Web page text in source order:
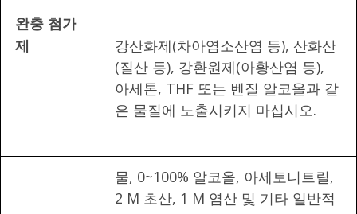
완충 첨가
제
강산화제(차아염소산염 등), 산화산
(질산 등), 강환원제(아황산염 등),
아세톤, THF 또는 벤질 알코올과 같
은 물질에 노출시키지 마십시오.
물, 0~100% 알코올, 아세토니트릴,
2 M 초산, 1 M 염산 및 기타 일반적